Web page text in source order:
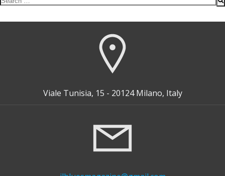
Viale Tunisia, 15 - 20124 Milano, Italy